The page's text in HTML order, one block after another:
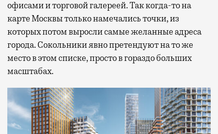
офисами и торговой галереей. Так когда-то на
карте Москвы только намечались точки, из
которых потом выросли самые желанные адреса
города. Сокольники явно претендуют на то же
место в этом списке, просто в гораздо больших
масштабах.